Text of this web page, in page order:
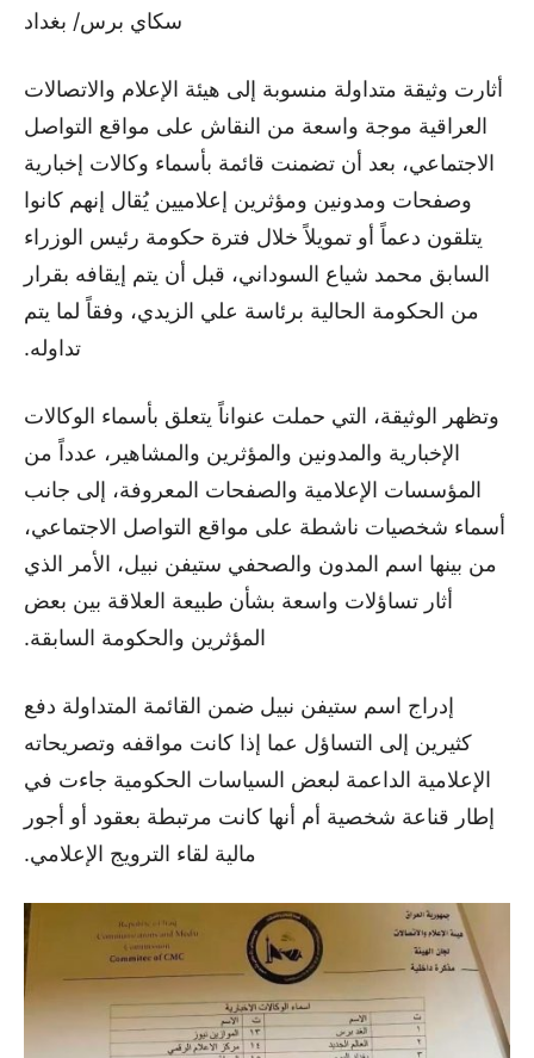
سكاي برس/ بغداد
أثارت وثيقة متداولة منسوبة إلى هيئة الإعلام والاتصالات
العراقية موجة واسعة من النقاش على مواقع التواصل
الاجتماعي، بعد أن تضمنت قائمة بأسماء وكالات إخبارية
وصفحات ومدونين ومؤثرين إعلاميين يُقال إنهم كانوا
يتلقون دعماً أو تمويلاً خلال فترة حكومة رئيس الوزراء
السابق محمد شياع السوداني، قبل أن يتم إيقافه بقرار
من الحكومة الحالية برئاسة علي الزيدي، وفقاً لما يتم
تداوله.
وتظهر الوثيقة، التي حملت عنواناً يتعلق بأسماء الوكالات
الإخبارية والمدونين والمؤثرين والمشاهير، عدداً من
المؤسسات الإعلامية والصفحات المعروفة، إلى جانب
أسماء شخصيات ناشطة على مواقع التواصل الاجتماعي،
من بينها اسم المدون والصحفي ستيفن نبيل، الأمر الذي
أثار تساؤلات واسعة بشأن طبيعة العلاقة بين بعض
المؤثرين والحكومة السابقة.
إدراج اسم ستيفن نبيل ضمن القائمة المتداولة دفع
كثيرين إلى التساؤل عما إذا كانت مواقفه وتصريحاته
الإعلامية الداعمة لبعض السياسات الحكومية جاءت في
إطار قناعة شخصية أم أنها كانت مرتبطة بعقود أو أجور
مالية لقاء الترويج الإعلامي.